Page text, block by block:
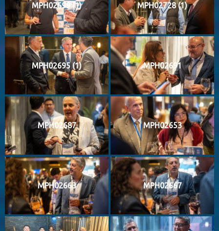
MPH02699 (1) MPH02728 (1)
MPH02695 (1) MPH02691
MPH02687 MPH02653
MPH02663 MPH02667